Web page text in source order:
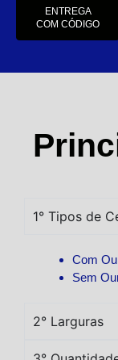
ENTREGA
COM CÓDIGO
1° Tipos de
Com
Sem
2° Larguras